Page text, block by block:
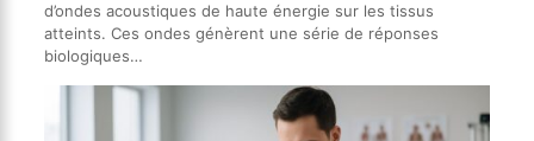
d’ondes acoustiques de haute énergie sur les tissus
atteints. Ces ondes génèrent une série de réponses
biologiques…